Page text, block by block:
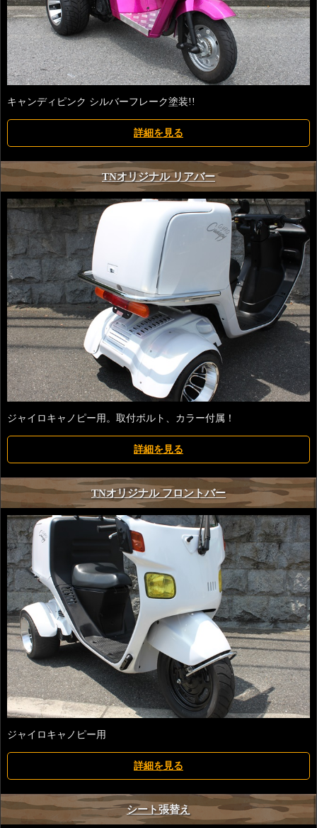
キャンディピンク シルバーフレーク塗装!!
詳細を見る
TNオリジナル リアバー
ジャイロキャノピー用。取付ボルト、カラー付属！
詳細を見る
TNオリジナル フロントバー
ジャイロキャノピー用
詳細を見る
シート張替え